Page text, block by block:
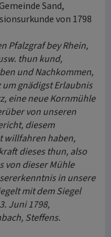
Sand,
von 1798
Pfalzgraf bey Rhein,
thun kund,
und Nachkommen,
gnädigst Erlaubnis
eine neue Kornmühle
von unseren
diesem
willfahren haben,
dieses thun, also
von dieser Mühle
in unsere
mit dem Siegel
Juni 1798,
Steffens.